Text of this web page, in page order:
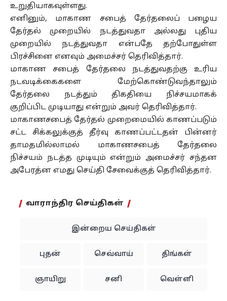
உறுதியாகவுள்ளது.
எனினும், மாகாண சபைத் தேர்தலைப் பழைய
தேர்தல் முறையில் நடத்துவதா அல்லது புதிய
முறையில் நடத்துவதா என்பதே தற்போதுள்ள
பிரச்சினை எனவும் அமைச்சர் தெரிவித்தார்.
மாகாண சபைத் தேர்தலை நடத்துவதற்கு உரிய
நடவடிக்கைகளை மேற்கொண்டுவந்தாலும்
தேர்தலை நடத்தும் திகதியை நிச்சயமாகக்
குறிப்பிட முடியாது என்றும் அவர் தெரிவித்தார்.
மாகாணசபைத் தேர்தல் முறைமையில் காணப்படும்
சட்ட சிக்கலுக்குத் தீர்வு காணப்பட்டதன் பின்னர்
தாமதமில்லாமல் மாகாணசபைத் தேர்தலை
நிச்சயம் நடத்த முடியும் என்றும் அமைச்சர் சந்தன
அபேரத்ன எமது செய்தி சேவைக்குத் தெரிவித்தார்.
வாராந்திர செய்திகள்
இன்றைய செய்திகள்
புதன் செவ்வாய் திங்கள்
ஞாயிறு சனி வெள்ளி